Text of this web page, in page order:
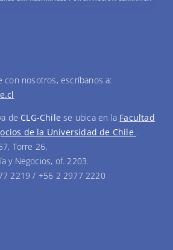
con nosotros, escríbanos a:
de CLG-Chile se ubica en la Facultad
de la Universidad de Chile .
Torre 26,
y Negocios, of. 2203.
2219 / +56 2 2977 2220